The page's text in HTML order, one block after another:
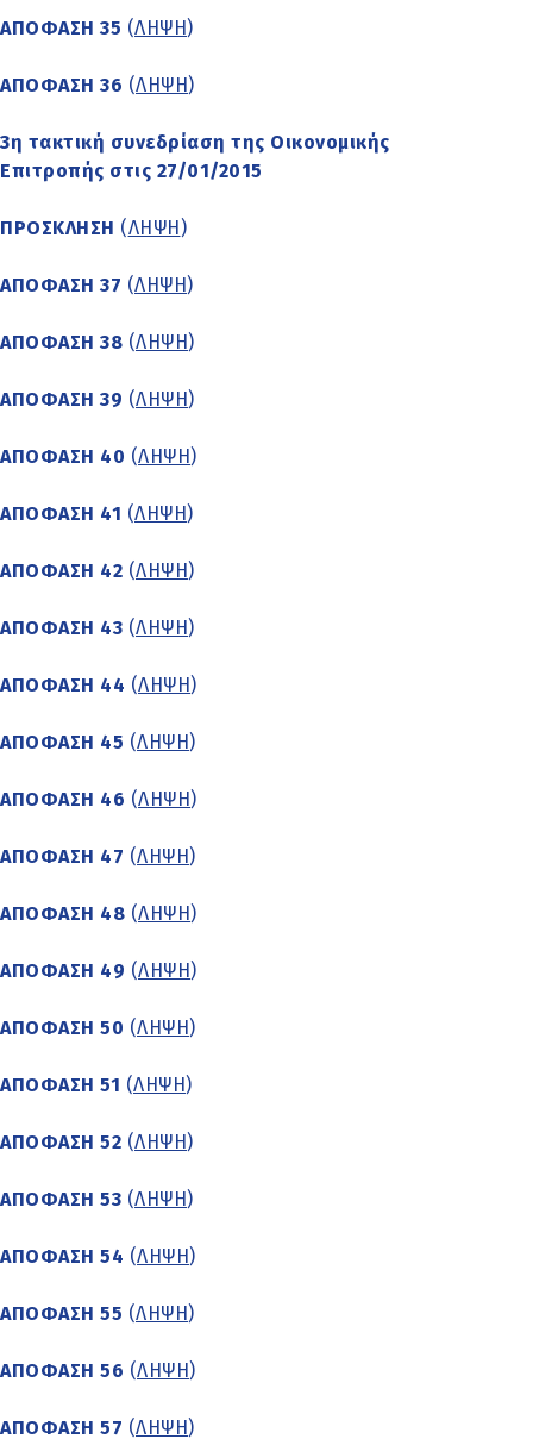
ΑΠΟΦΑΣΗ 35 (ΛΗΨΗ )
ΑΠΟΦΑΣΗ 36 (ΛΗΨΗ )
3η τακτική συνεδρίαση της Οικονομικής
Επιτροπής στις 27/01/2015
ΠΡΟΣΚΛΗΣΗ (ΛΗΨΗ )
ΑΠΟΦΑΣΗ 37 (ΛΗΨΗ )
ΑΠΟΦΑΣΗ 38 (ΛΗΨΗ )
ΑΠΟΦΑΣΗ 39 (ΛΗΨΗ )
ΑΠΟΦΑΣΗ 40 (ΛΗΨΗ )
ΑΠΟΦΑΣΗ 41 (ΛΗΨΗ )
ΑΠΟΦΑΣΗ 42 (ΛΗΨΗ )
ΑΠΟΦΑΣΗ 43 (ΛΗΨΗ )
ΑΠΟΦΑΣΗ 44 (ΛΗΨΗ )
ΑΠΟΦΑΣΗ 45 (ΛΗΨΗ )
ΑΠΟΦΑΣΗ 46 (ΛΗΨΗ )
ΑΠΟΦΑΣΗ 47 (ΛΗΨΗ )
ΑΠΟΦΑΣΗ 48 (ΛΗΨΗ )
ΑΠΟΦΑΣΗ 49 (ΛΗΨΗ )
ΑΠΟΦΑΣΗ 50 (ΛΗΨΗ )
ΑΠΟΦΑΣΗ 51 (ΛΗΨΗ )
ΑΠΟΦΑΣΗ 52 (ΛΗΨΗ )
ΑΠΟΦΑΣΗ 53 (ΛΗΨΗ )
ΑΠΟΦΑΣΗ 54 (ΛΗΨΗ )
ΑΠΟΦΑΣΗ 55 (ΛΗΨΗ )
ΑΠΟΦΑΣΗ 56 (ΛΗΨΗ )
ΑΠΟΦΑΣΗ 57 (ΛΗΨΗ )